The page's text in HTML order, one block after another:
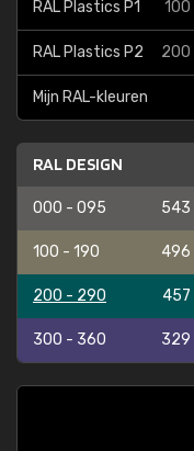
RAL Plastics P1 100
RAL Plastics P2 200
Mijn RAL-kleuren
RAL DESIGN
000 - 095 543
100 - 190 496
200 - 290 457
300 - 360 329